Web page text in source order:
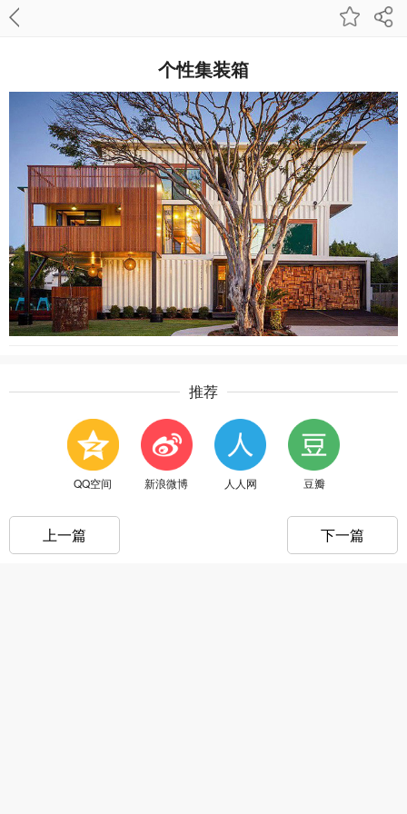
个性集装箱
推荐
QQ空间 新浪微博 人人网 豆瓣
上一篇 下一篇